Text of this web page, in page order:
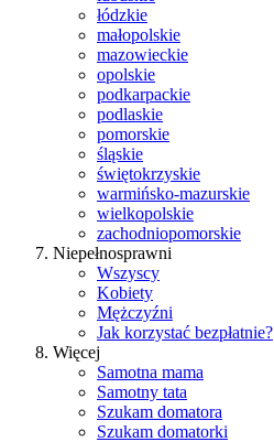
łódzkie
małopolskie
mazowieckie
opolskie
podkarpackie
podlaskie
pomorskie
śląskie
świętokrzyskie
warmińsko-mazurskie
wielkopolskie
zachodniopomorskie
Niepełnosprawni
Wszyscy
Kobiety
Mężczyźni
Jak korzystać bezpłatnie?
Więcej
Samotna mama
Samotny tata
Szukam domatora
Szukam domatorki